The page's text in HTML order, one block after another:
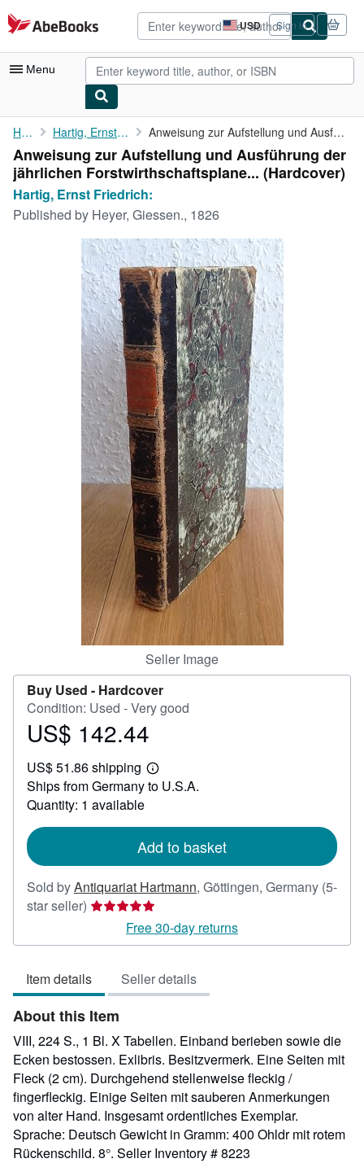
Skip to main content
AbeBooks.com USD
Site
shopping
preferences
Sign in
Menu
My Account
My Purchases
Advanced Search
Browse Collections
Art & Collectibles
CLOSE
Home Hartig, Ernst Friedrich: Anweisung zur Aufstellung und Ausführung der jährlichen ...
Anweisung zur Aufstellung und Ausführung der
jährlichen Forstwirthschaftsplane... (Hardcover)
Hartig, Ernst Friedrich:
Published by Heyer, Giessen., 1826
Seller Image
Buy Used - Hardcover
Condition: Used - Very good
Price
142.44
US$ 142.44
US$ 51.86 shipping
Learn
more
Ships from Germany to U.S.A.
Quantity: 1 available
Add to basket
Sold byAntiquariat Hartmann, Göttingen, Germany (5-
star seller) Seller
5
of
5
stars
Free 30-day returns
Item details Seller details
About this Item
VIII, 224 S., 1 Bl. X Tabellen. Einband berieben sowie die
Ecken bestossen. Exlibris. Besitzvermerk. Eine Seiten mit
Fleck (2 cm). Durchgehend stellenweise fleckig /
fingerfleckig. Einige Seiten mit sauberen Anmerkungen
von alter Hand. Insgesamt ordentliches Exemplar.
Sprache: Deutsch Gewicht in Gramm: 400 Ohldr mit rotem
Rückenschild. 8°. Seller Inventory # 8223